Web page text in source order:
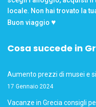
locale. Non hai trovato la
Buon viaggio ♥
Cosa succede in
Aumento prezzi di musei e
17 Gennaio 2024
Vacanze in Grecia consigli